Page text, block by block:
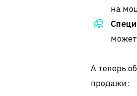
на
А теперь
продажи: